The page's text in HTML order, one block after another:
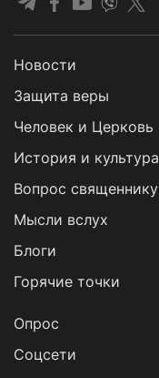
Новости
Защита веры
Человек и Церковь
История и культура
Вопрос священнику
Мысли вслух
Блоги
Горячие точки
Опрос
Cоцсети